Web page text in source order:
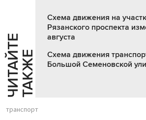
Ч
И
Т
АЙ
Т
Е
Т
А
К
ЖЕ
Схема движения на
Рязанского проспекта
августа
Схема движения
Большой Семеновской
транспорт